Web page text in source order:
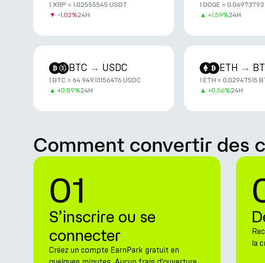
1 XRP = 1.02555545 USDT
▼ -1.02%24H
1 DOGE =
▲ +1.59%24H
BTC → USDC
1 BTC = 64 949.13156476 USDC
▲ +0.89%24H
ETH →
1 ETH = 0.02947515
▲ +0.56%24H
Comment convertir des
01
S’inscrire ou se
connecter
Créez un compte EarnPark gratuit en
la